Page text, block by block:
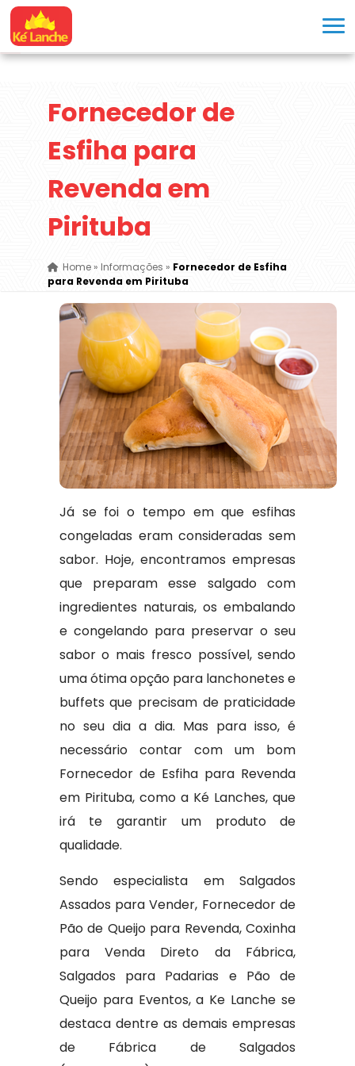
Fornecedor de
Esfiha para
Revenda em
Pirituba
Home» Informações » Fornecedor de Esfiha
para Revenda em Pirituba
Já se foi o tempo em que esfihas
congeladas eram consideradas sem
sabor. Hoje, encontramos empresas
que preparam esse salgado com
ingredientes naturais, os embalando
e congelando para preservar o seu
sabor o mais fresco possível, sendo
uma ótima opção para lanchonetes e
buffets que precisam de praticidade
no seu dia a dia. Mas para isso, é
necessário contar com um bom
Fornecedor de Esfiha para Revenda
em Pirituba, como a Ké Lanches, que
irá te garantir um produto de
qualidade.
Sendo especialista em Salgados
Assados para Vender, Fornecedor de
Pão de Queijo para Revenda, Coxinha
para Venda Direto da Fábrica,
Salgados para Padarias e Pão de
Queijo para Eventos, a Ke Lanche se
destaca dentre as demais empresas
de Fábrica de Salgados